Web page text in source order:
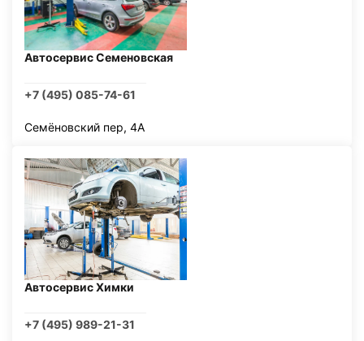
Автосервис Семеновская
+7 (495) 085-74-61
Семёновский пер, 4А
Автосервис Химки
+7 (495) 989-21-31